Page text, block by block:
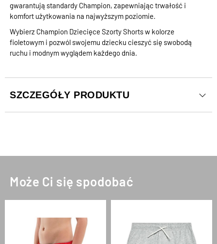
gwarantują standardy Champion, zapewniając trwałość i
komfort użytkowania na najwyższym poziomie.
Wybierz Champion Dziecięce Szorty Shorts w kolorze
fioletowym i pozwól swojemu dziecku cieszyć się swobodą
ruchu i modnym wyglądem każdego dnia.
SZCZEGÓŁY PRODUKTU
Może Ci się spodobać